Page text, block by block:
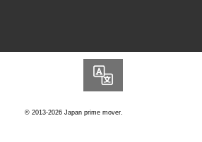
© 2013-2026 Japan prime mover.